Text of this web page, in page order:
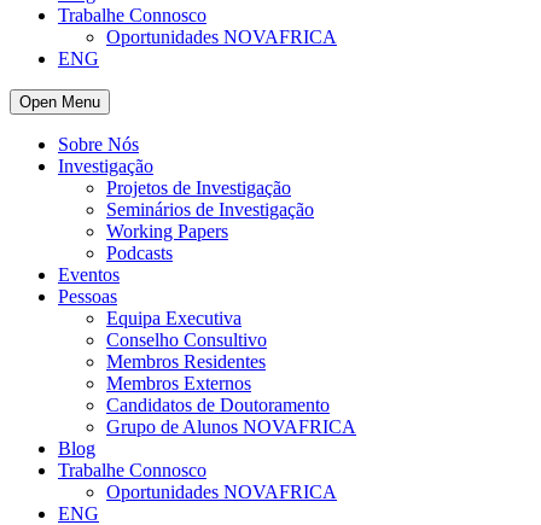
Trabalhe Connosco
Oportunidades NOVAFRICA
ENG
Open Menu
Sobre Nós
Investigação
Projetos de Investigação
Seminários de Investigação
Working Papers
Podcasts
Eventos
Pessoas
Equipa Executiva
Conselho Consultivo
Membros Residentes
Membros Externos
Candidatos de Doutoramento
Grupo de Alunos NOVAFRICA
Blog
Trabalhe Connosco
Oportunidades NOVAFRICA
ENG